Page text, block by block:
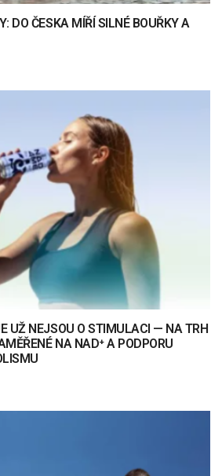
DO ČESKA MÍŘÍ SILNÉ BOUŘKY A
UŽ NEJSOU O STIMULACI — NA TRH
NA NAD⁺ A PODPORU